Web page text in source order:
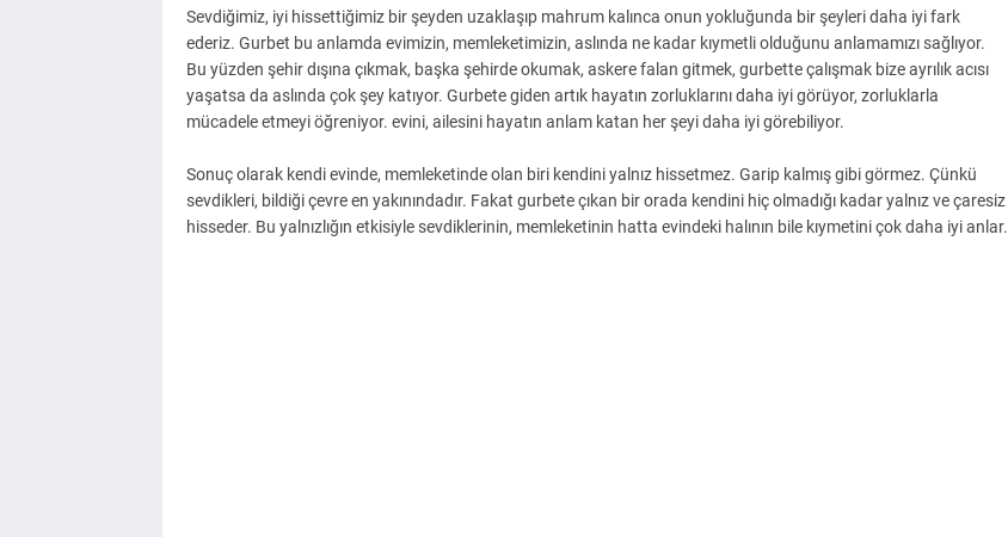
Sevdiğimiz, iyi hissettiğimiz bir şeyden uzaklaşıp mahrum kalınca onun yokluğunda bir şeyleri daha iyi fark
ederiz. Gurbet bu anlamda evimizin, memleketimizin, aslında ne kadar kıymetli olduğunu anlamamızı sağlıyor.
Bu yüzden şehir dışına çıkmak, başka şehirde okumak, askere falan gitmek, gurbette çalışmak bize ayrılık acısı
yaşatsa da aslında çok şey katıyor. Gurbete giden artık hayatın zorluklarını daha iyi görüyor, zorluklarla
mücadele etmeyi öğreniyor. evini, ailesini hayatın anlam katan her şeyi daha iyi görebiliyor.
Sonuç olarak kendi evinde, memleketinde olan biri kendini yalnız hissetmez. Garip kalmış gibi görmez. Çünkü
sevdikleri, bildiği çevre en yakınındadır. Fakat gurbete çıkan bir orada kendini hiç olmadığı kadar yalnız ve çaresiz
hisseder. Bu yalnızlığın etkisiyle sevdiklerinin, memleketinin hatta evindeki halının bile kıymetini çok daha iyi anlar.